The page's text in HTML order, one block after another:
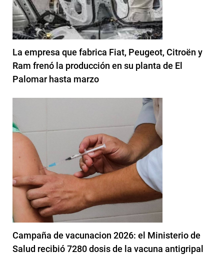
La empresa que fabrica Fiat, Peugeot, Citroën y
Ram frenó la producción en su planta de El
Palomar hasta marzo
Campaña de vacunacion 2026: el Ministerio de
Salud recibió 7280 dosis de la vacuna antigripal